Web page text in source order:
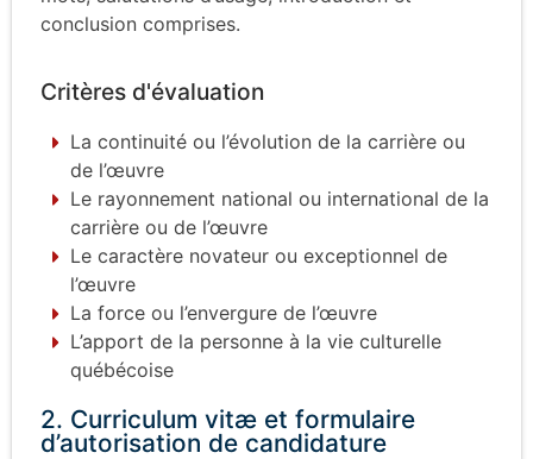
conclusion comprises.
Critères d'évaluation
La continuité ou l’évolution de la carrière ou
de l’œuvre
Le rayonnement national ou international de la
carrière ou de l’œuvre
Le caractère novateur ou exceptionnel de
l’œuvre
La force ou l’envergure de l’œuvre
L’apport de la personne à la vie culturelle
québécoise
2. Curriculum vitæ et formulaire
d’autorisation de candidature